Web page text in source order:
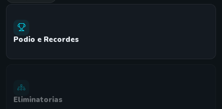
Podio e Recordes
Eliminatorias